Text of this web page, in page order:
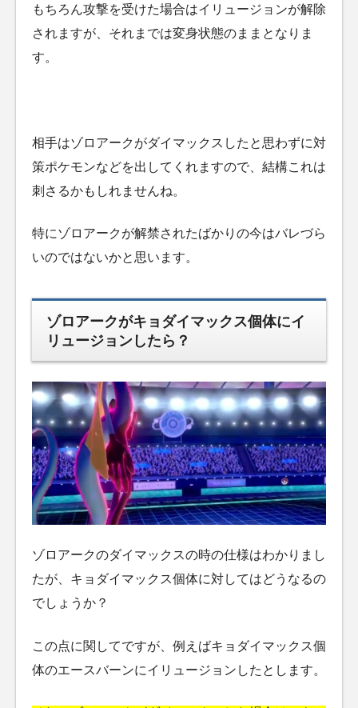
もちろん攻撃を受けた場合はイリュージョンが解除
されますが、それまでは変身状態のままとなりま
す。
相手はゾロアークがダイマックスしたと思わずに対
策ポケモンなどを出してくれますので、結構これは
刺さるかもしれませんね。
特にゾロアークが解禁されたばかりの今はバレづら
いのではないかと思います。
ゾロアークがキョダイマックス個体にイ
リュージョンしたら？
ゾロアークのダイマックスの時の仕様はわかりまし
たが、キョダイマックス個体に対してはどうなるの
でしょうか？
この点に関してですが、例えばキョダイマックス個
体のエースバーンにイリュージョンしたとします。